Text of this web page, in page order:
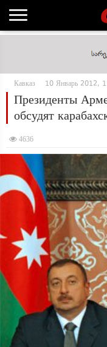
Кавказ 10 Январь 2012,
Президенты
обсудят
4636